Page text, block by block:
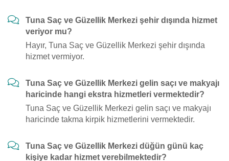
Tuna Saç ve Güzellik Merkezi şehir dışında hizmet
veriyor mu?
Hayır, Tuna Saç ve Güzellik Merkezi şehir dışında
hizmet vermiyor.
Tuna Saç ve Güzellik Merkezi gelin saçı ve makyajı
haricinde hangi ekstra hizmetleri vermektedir?
Tuna Saç ve Güzellik Merkezi gelin saçı ve makyajı
haricinde takma kirpik hizmetlerini vermektedir.
Tuna Saç ve Güzellik Merkezi düğün günü kaç
kişiye kadar hizmet verebilmektedir?